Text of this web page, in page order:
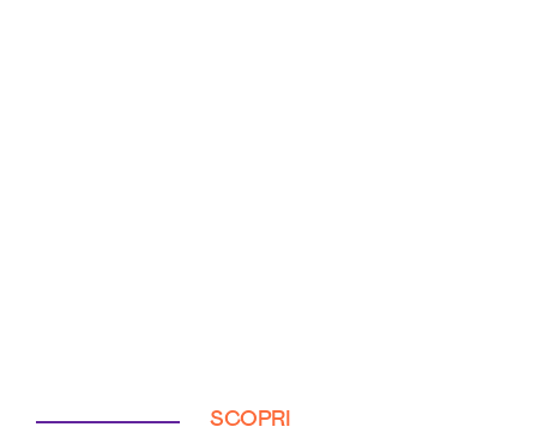
SCOPRI